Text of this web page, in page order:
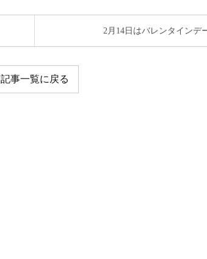
2月14日はバレンタイン
記事一覧に戻る